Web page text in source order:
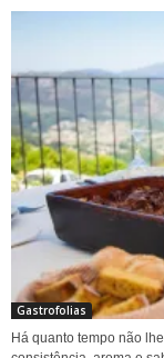
Gastrofolias
Há quanto tempo não